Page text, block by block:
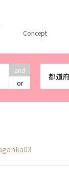
and
or
都道
Concept